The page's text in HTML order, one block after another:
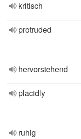
kritisch
protruded
hervorstehend
placidly
ruhig